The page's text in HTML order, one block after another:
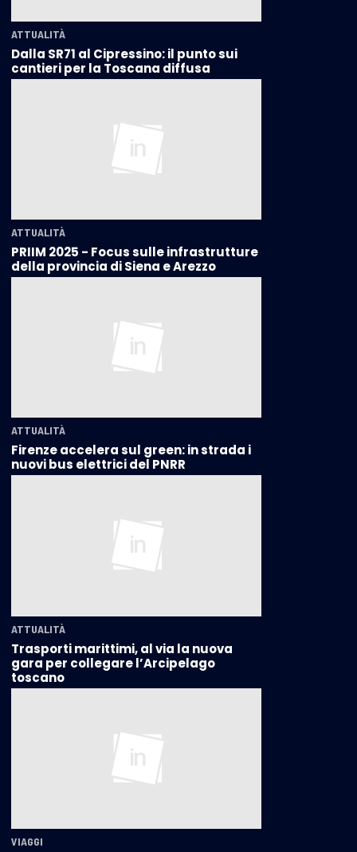
ATTUALITÀ
Dalla SR71 al Cipressino: il punto sui
cantieri per la Toscana diffusa
ATTUALITÀ
PRIIM 2025 - Focus sulle infrastrutture
della provincia di Siena e Arezzo
ATTUALITÀ
Firenze accelera sul green: in strada i
nuovi bus elettrici del PNRR
ATTUALITÀ
Trasporti marittimi, al via la nuova
gara per collegare l’Arcipelago
toscano
VIAGGI